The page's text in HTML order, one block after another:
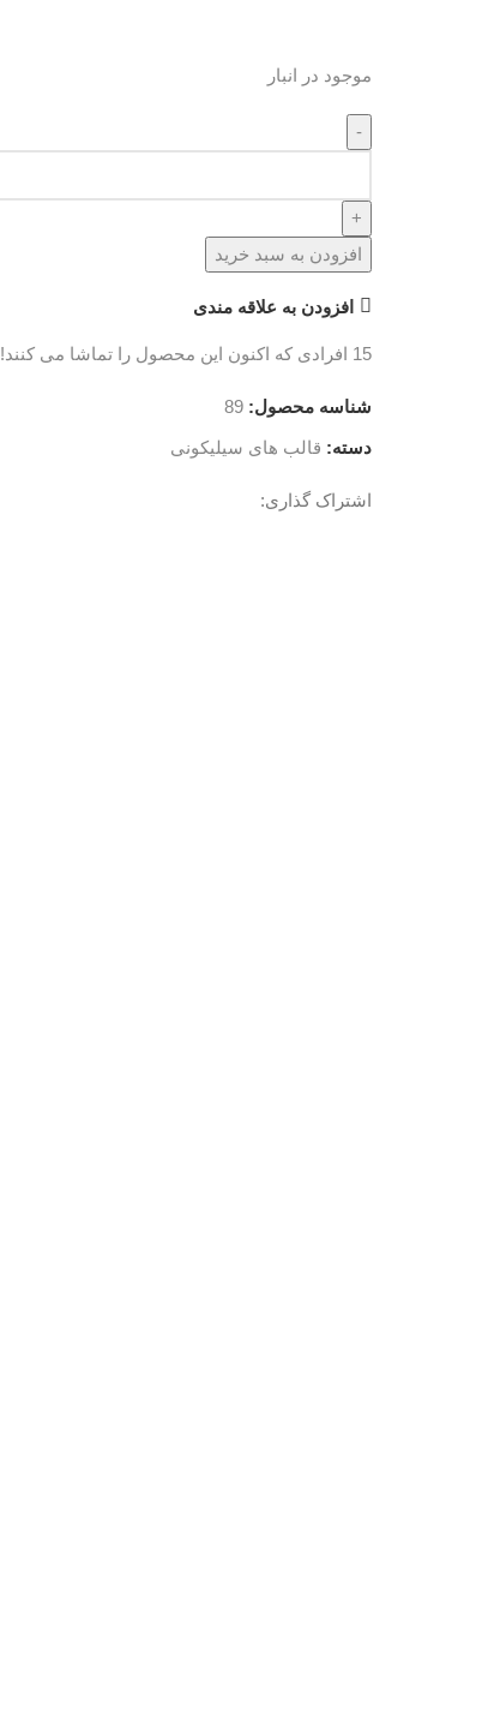
موجود در انبار
دکور
تارت
۶
خانه
افزودن به سبد خرید
افزودن به علاقه مندی
15 افرادی که اکنون این محصول را تماشا می کنند!
شناسه محصول: 89
دسته: قالب های سیلیکونی
اشتراک گذاری: